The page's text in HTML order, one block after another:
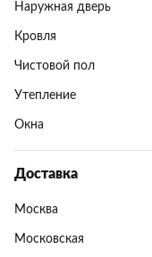
Наружная дверь
Кровля
Чистовой пол
Утепление
Окна
Доставка
Москва
Московская